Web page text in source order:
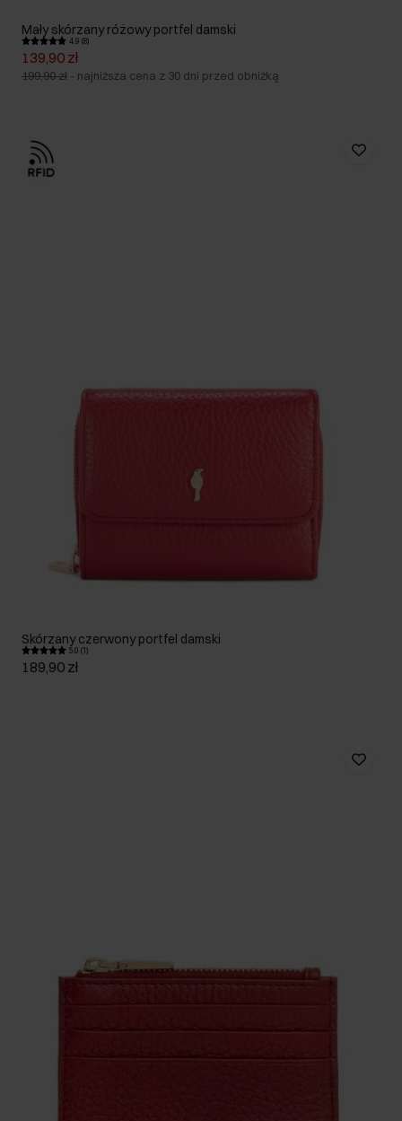
Mały skórzany różowy portfel damski
4.9 (8)
139,90 zł
199,90 zł - najniższa cena z 30 dni przed obniżką
Skórzany czerwony portfel damski
5.0 (1)
189,90 zł